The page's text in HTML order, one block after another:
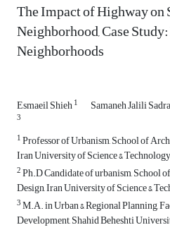
The Impact of Highway
Neighborhood, Case
Neighborhoods
Esmaeil Shieh1 Samaneh Jalili
3
1Professor of Urbanism, School of
Iran University of Science &
2Ph.D Candidate of urbanism, School
Design, Iran University of Science &
3M.A. in Urban & Regional Planning,
Development, Shahid Beheshti